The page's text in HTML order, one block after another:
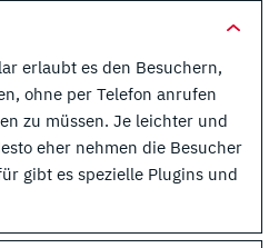
erlaubt es den Besuchern,
ohne per Telefon anrufen
zu müssen. Je leichter und
eher nehmen die Besucher
gibt es spezielle Plugins und